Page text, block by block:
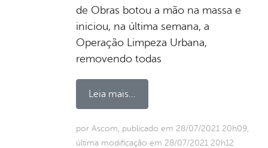
de Obras botou a mão na massa e
iniciou, na última semana, a
Operação Limpeza Urbana,
removendo todas
Leia mais...
por Ascom, publicado em 28/07/2021 20h09,
última modificação em 28/07/2021 20h12